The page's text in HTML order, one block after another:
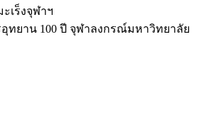
เร็งจุฬาฯ
ทยาน 100 ปี จุฬาลงกรณ์มหาวิทยาลัย